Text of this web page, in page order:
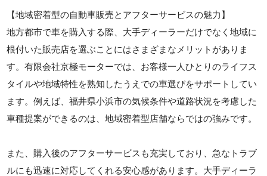
【地域密着型の自動車販売とアフターサービスの魅力】
地方都市で車を購入する際、大手ディーラーだけでなく地域に
根付いた販売店を選ぶことにはさまざまなメリットがありま
す。有限会社京極モーターでは、お客様一人ひとりのライフス
タイルや地域特性を熟知したうえでの車選びをサポートしてい
ます。例えば、福井県小浜市の気候条件や道路状況を考慮した
車種提案ができるのは、地域密着型店舗ならではの強みです。
また、購入後のアフターサービスも充実しており、急なトラブ
ルにも迅速に対応してくれる安心感があります。大手ディーラ